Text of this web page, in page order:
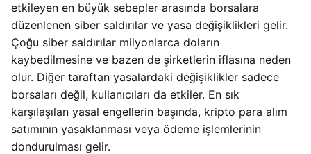
etkileyen en büyük sebepler arasında borsalara
düzenlenen siber saldırılar ve yasa değişiklikleri gelir.
Çoğu siber saldırılar milyonlarca doların
kaybedilmesine ve bazen de şirketlerin iflasına neden
olur. Diğer taraftan yasalardaki değişiklikler sadece
borsaları değil, kullanıcıları da etkiler. En sık
karşılaşılan yasal engellerin başında, kripto para alım
satımının yasaklanması veya ödeme işlemlerinin
dondurulması gelir.